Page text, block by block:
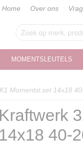
Home Over ons
MOMENTSLEUTELS
Momentsl.set 14x18
Kraftwerk
14x18 40-